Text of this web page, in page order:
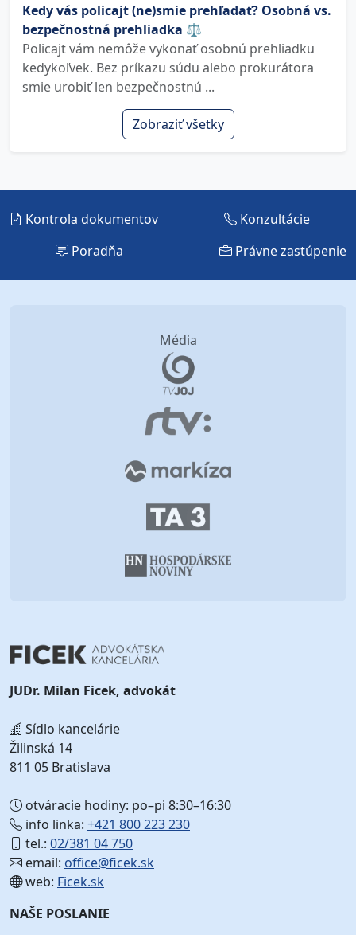
Kedy vás policajt (ne)smie prehľadať? Osobná vs.
bezpečnostná prehliadka ⚖️
Policajt vám nemôže vykonať osobnú prehliadku
kedykoľvek. Bez príkazu súdu alebo prokurátora
smie urobiť len bezpečnostnú ...
Zobraziť všetky
Kontrola dokumentov
Konzultácie
Poradňa
Právne zastúpenie
Média
JUDr. Milan Ficek, advokát
Sídlo kancelárie
Žilinská 14
811 05 Bratislava
otváracie hodiny: po–pi 8:30–16:30
info linka: +421 800 223 230
tel.: 02/381 04 750
email: office@ficek.sk
web: Ficek.sk
NAŠE POSLANIE